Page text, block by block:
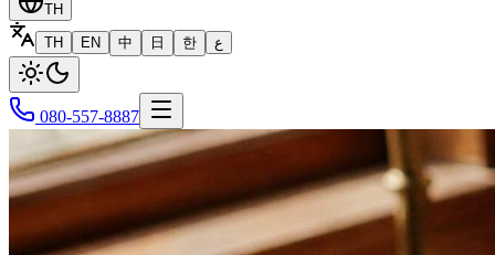
TH
TH
EN 中 日 한 ع
080-557-8887